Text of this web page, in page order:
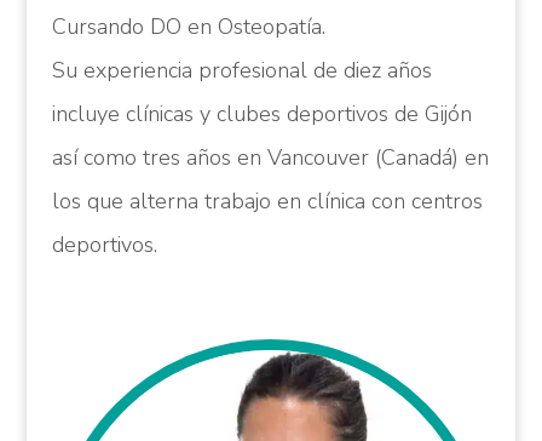
Cursando DO en Osteopatía.
Su experiencia profesional de diez años
incluye clínicas y clubes deportivos de Gijón
así como tres años en Vancouver (Canadá) en
los que alterna trabajo en clínica con centros
deportivos.